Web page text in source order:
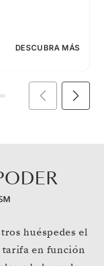
DESCUBRA MÁS
huéspedes el
en función